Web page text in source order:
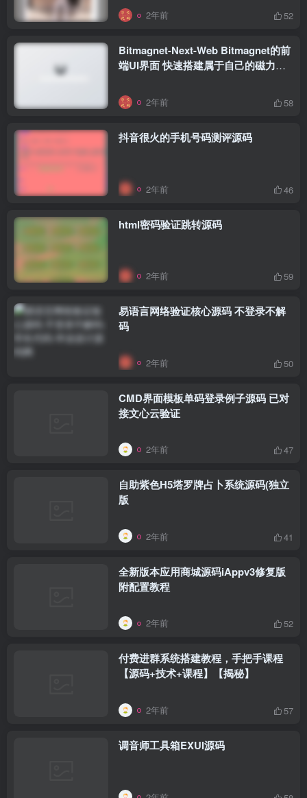
2年前 52
Bitmagnet-Next-Web Bitmagnet的前
端UI界面 快速搭建属于自己的磁力搜
2年前 58
抖音很火的手机号码测评源码
2年前 46
html密码验证跳转源码
2年前 59
易语言网络验证核心源码 不登录不解
码
2年前 50
CMD界面模板单码登录例子源码 已对
接文心云验证
2年前 47
自助紫色H5塔罗牌占卜系统源码(独立
版
2年前 41
全新版本应用商城源码iAppv3修复版
附配置教程
2年前 52
付费进群系统搭建教程，手把手课程
【源码+技术+课程】【揭秘】
2年前 57
调音师工具箱EXUI源码